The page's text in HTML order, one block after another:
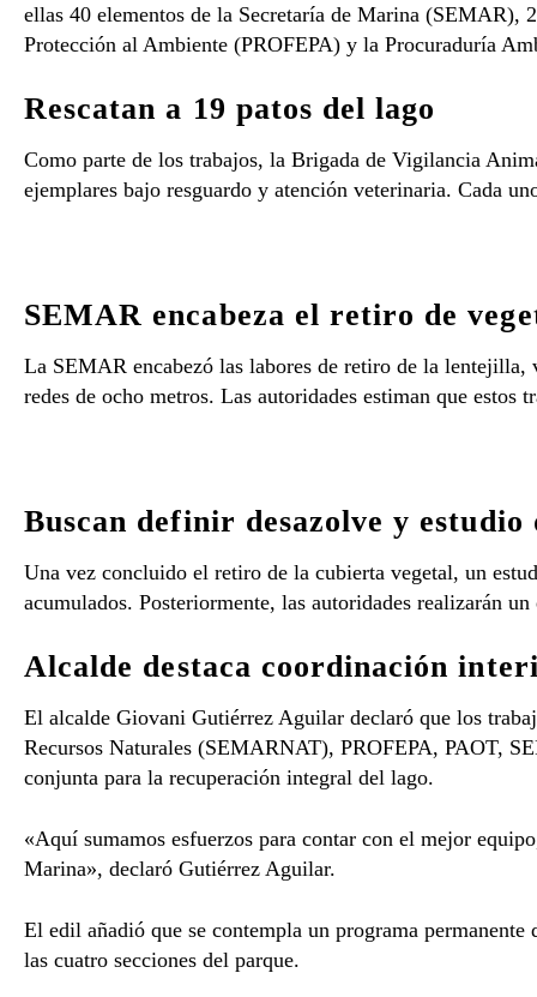
ellas 40 elementos de la Secretaría de Marina (SEMAR),
Protección al Ambiente (PROFEPA) y la Procuraduría
Rescatan a 19 patos del lago
Como parte de los trabajos, la Brigada de Vigilancia
ejemplares bajo resguardo y atención veterinaria. Cada
SEMAR encabeza el retiro de
La SEMAR encabezó las labores de retiro de la
redes de ocho metros. Las autoridades estiman que estos
Buscan definir desazolve y estudio
Una vez concluido el retiro de la cubierta vegetal, un
acumulados. Posteriormente, las autoridades realizarán
Alcalde destaca coordinación
El alcalde Giovani Gutiérrez Aguilar declaró que los
Recursos Naturales (SEMARNAT), PROFEPA, PAOT,
conjunta para la recuperación integral del lago.
«Aquí sumamos esfuerzos para contar con el mejor
Marina», declaró Gutiérrez Aguilar.
El edil añadió que se contempla un programa
las cuatro secciones del parque.